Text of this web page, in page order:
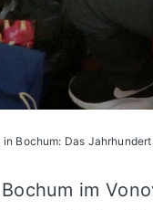
Bochum: Das
im